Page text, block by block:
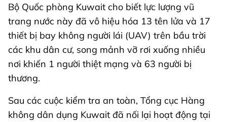
Bộ Quốc phòng Kuwait cho biết lực lượng vũ
trang nước này đã vô hiệu hóa 13 tên lửa và 17
thiết bị bay không người lái (UAV) trên bầu trời
các khu dân cư, song mảnh vỡ rơi xuống nhiều
nơi khiến 1 người thiệt mạng và 63 người bị
thương.
Sau các cuộc kiểm tra an toàn, Tổng cục Hàng
không dân dụng Kuwait đã nối lại hoạt động tại